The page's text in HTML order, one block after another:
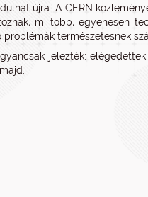
újra. A CERN
mi több, egyenesen
természetesnek
jelezték: